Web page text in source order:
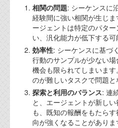
相関の問題: シーケンスに
経験間に強い相関が生じ
ージェントは特定のパタ
い、汎化能力が低下する可
効率性: シーケンスに基づ
行動のサンプルが少ない
機会も限られてしまいま
のが難しいタスクで問題と
探索と利用のバランス: 連
と、エージェントが新し
も、既知の報酬をもたら
向が強くなることがありま